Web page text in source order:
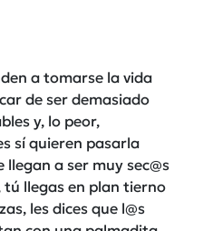
a tomarse la vida
de ser demasiado
y, lo peor,
sí quieren pasarla
a ser muy sec@s
tú llegas en plan tierno
les dices que l@s